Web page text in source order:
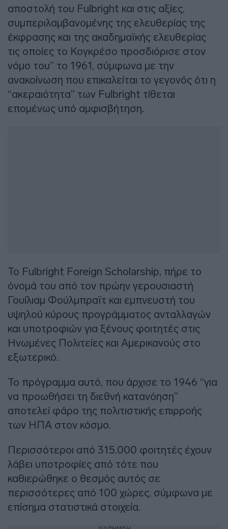
αποστολή του Fulbright και στις αξίες,
συμπεριλαμβανομένης της ελευθερίας της
έκφρασης και της ακαδημαϊκής ελευθερίας
τις οποίες το Κογκρέσο προσδιόρισε στον
νόμο του” το 1961, σύμφωνα με την
ανακοίνωση που επικαλείται το γεγονός ότι η
“ακεραιότητα” των Fulbright τίθεται
επομένως υπό αμφισβήτηση.
Το Fulbright Foreign Scholarship, πήρε το
όνομά του από τον πρώην γερουσιαστή
Γουίλιαμ Φούλμπραϊτ και εμπνευστή του
υψηλού κύρους προγράμματος ανταλλαγών
και υποτροφιών για ξένους φοιτητές στις
Ηνωμένες Πολιτείες και Αμερικανούς στο
εξωτερικό.
Το πρόγραμμα αυτό, που άρχισε το 1946 “για
να προωθήσει τη διεθνή κατανόηση”
αποτελεί φάρο της πολιτιστικής επιρροής
των ΗΠΑ στον κόσμο.
Περισσότεροι από 315.000 φοιτητές έχουν
λάβει υποτροφίες από τότε που
καθιερώθηκε ο θεσμός αυτός σε
περισσότερες από 100 χώρες, σύμφωνα με
επίσημα στατιστικά στοιχεία.